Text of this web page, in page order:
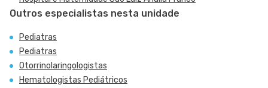
Outros especialistas nesta unidade
Pediatras
Pediatras
Otorrinolaringologistas
Hematologistas Pediátricos